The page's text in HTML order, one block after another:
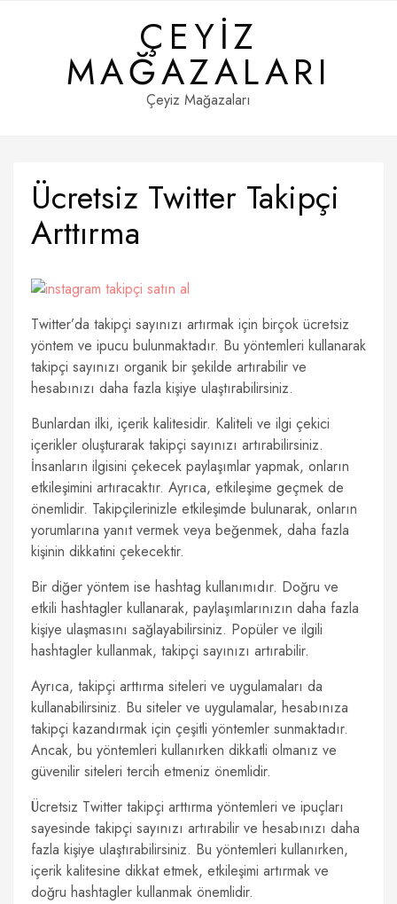
ÇEYIZ
MAĞAZALARI
Çeyiz Mağazaları
Ücretsiz Twitter Takipçi
Arttırma
Twitter’da takipçi sayınızı artırmak için birçok ücretsiz
yöntem ve ipucu bulunmaktadır. Bu yöntemleri kullanarak
takipçi sayınızı organik bir şekilde artırabilir ve
hesabınızı daha fazla kişiye ulaştırabilirsiniz.
Bunlardan ilki, içerik kalitesidir. Kaliteli ve ilgi çekici
içerikler oluşturarak takipçi sayınızı artırabilirsiniz.
İnsanların ilgisini çekecek paylaşımlar yapmak, onların
etkileşimini artıracaktır. Ayrıca, etkileşime geçmek de
önemlidir. Takipçilerinizle etkileşimde bulunarak, onların
yorumlarına yanıt vermek veya beğenmek, daha fazla
kişinin dikkatini çekecektir.
Bir diğer yöntem ise hashtag kullanımıdır. Doğru ve
etkili hashtagler kullanarak, paylaşımlarınızın daha fazla
kişiye ulaşmasını sağlayabilirsiniz. Popüler ve ilgili
hashtagler kullanmak, takipçi sayınızı artırabilir.
Ayrıca, takipçi arttırma siteleri ve uygulamaları da
kullanabilirsiniz. Bu siteler ve uygulamalar, hesabınıza
takipçi kazandırmak için çeşitli yöntemler sunmaktadır.
Ancak, bu yöntemleri kullanırken dikkatli olmanız ve
güvenilir siteleri tercih etmeniz önemlidir.
Ücretsiz Twitter takipçi arttırma yöntemleri ve ipuçları
sayesinde takipçi sayınızı artırabilir ve hesabınızı daha
fazla kişiye ulaştırabilirsiniz. Bu yöntemleri kullanırken,
içerik kalitesine dikkat etmek, etkileşimi artırmak ve
doğru hashtagler kullanmak önemlidir.